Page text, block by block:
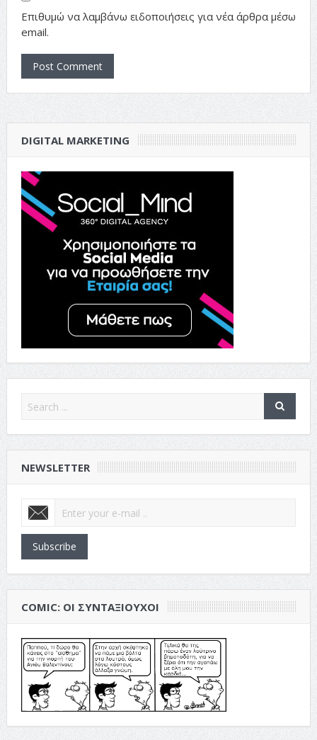
Επιθυμώ να λαμβάνω ειδοποιήσεις για νέα άρθρα μέσω
email.
DIGITAL MARKETING
NEWSLETTER
Subscribe
COMIC: ΟΙ ΣΥΝΤΑΞΙΟΎΧΟΙ